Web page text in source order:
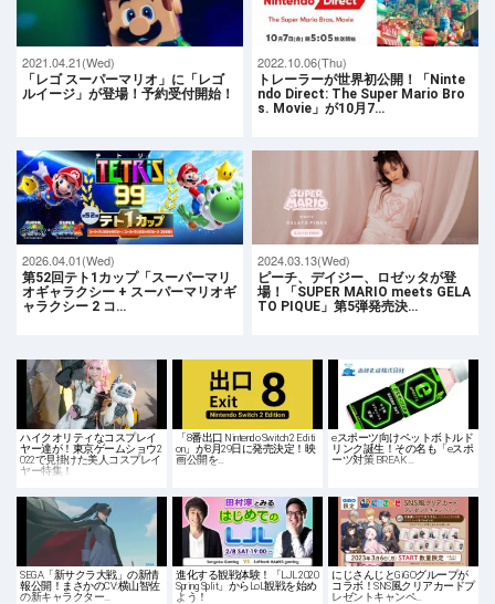
2021.04.21(Wed)
「レゴ スーパーマリオ」に「レゴ
ルイージ」が登場！予約受付開始！
2022.10.06(Thu)
トレーラーが世界初公開！「Ninte
ndo Direct: The Super Mario Bro
s. Movie」が10月7…
2026.04.01(Wed)
第52回テト1カップ「スーパーマリ
オギャラクシー + スーパーマリオギ
ャラクシー 2 コ…
2024.03.13(Wed)
ピーチ、デイジー、ロゼッタが登
場！「SUPER MARIO meets GELA
TO PIQUE」第5弾発売決…
ハイクオリティなコスプレイ
ヤー達が！東京ゲームショウ2
022で見掛けた美人コスプレイ
ヤー特集！
「8番出口 Nintendo Switch 2 Editi
on」が8月29日に発売決定！映
画公開を…
eスポーツ向けペットボトルド
リンク誕生！その名も「eスポ
ーツ対策 BREAK …
SEGA「新サクラ大戦」の新情
報公開！まさかのCV:横山智佐
の新キャラクター…
進化する観戦体験！「LJL 2020
Spring Split」からLoL観戦を始め
よう！
にじさんじとGiGOグループが
コラボ！SNS風クリアカードプ
レゼントキャンペ…